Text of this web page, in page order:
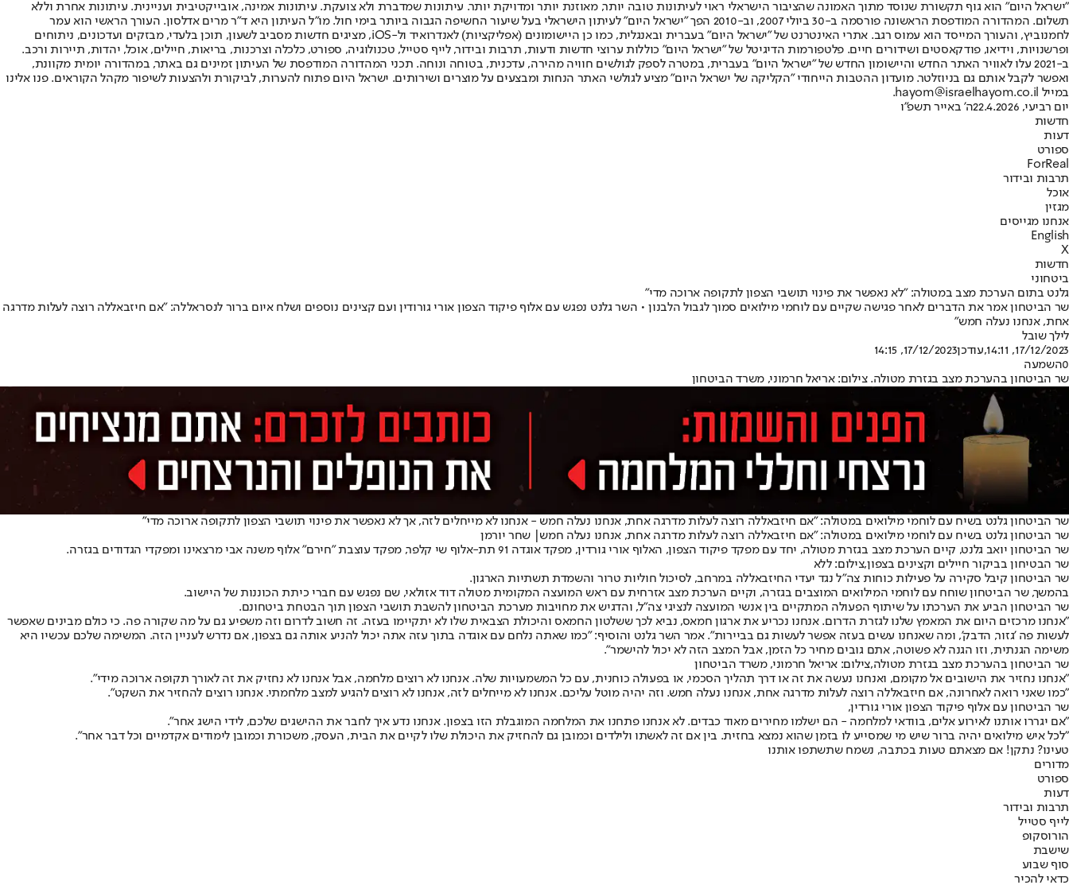
"ישראל היום" הוא גוף תקשורת שנוסד מתוך האמונה שהציבור הישראלי ראוי לעיתונות טובה יותר, מאוזנת יותר ומדויקת יותר. עיתונות שמדברת ולא צועקת. עיתונות אמינה, אובייקטיבית ועניינית. עיתונות אחרת וללא
תשלום. המהדורה המודפסת הראשונה פורסמה ב-30 ביולי 2007, וב-2010 הפך "ישראל היום" לעיתון הישראלי בעל שיעור החשיפה הגבוה ביותר בימי חול. מו"ל העיתון היא ד"ר מרים אדלסון. העורך הראשי הוא עמר
לחמנוביץ, והעורך המייסד הוא עמוס רגב. אתרי האינטרנט של "ישראל היום" בעברית ובאנגלית, כמו כן היישומונים (אפליקציות) לאנדרואיד ול-iOS, מציגים חדשות מסביב לשעון, תוכן בלעדי, מבזקים ועדכונים, ניתוחים
ופרשנויות, וידיאו, פודקאסטים ושידורים חיים. פלטפורמות הדיגיטל של "ישראל היום" כוללות ערוצי חדשות ודעות, תרבות ובידור, לייף סטייל, טכנולוגיה, ספורט, כלכלה וצרכנות, בריאות, חיילים, אוכל, יהדות, תיירות ורכב.
ב-2021 עלו לאוויר האתר החדש והיישומון החדש של "ישראל היום" בעברית, במטרה לספק לגולשים חוויה מהירה, עדכנית, בטוחה ונוחה. תכני המהדורה המודפסת של העיתון זמינים גם באתר, במהדורה יומית מקוונת,
ואפשר לקבל אותם גם בניוזלטר. מועדון ההטבות הייחודי "הקליקה של ישראל היום" מציע לגולשי האתר הנחות ומבצעים על מוצרים ושירותים. ישראל היום פתוח להערות, לביקורת ולהצעות לשיפור מקהל הקוראים. פנו אלינו
במייל hayom@israelhayom.co.il.
יום רביעי, 22.4.2026
ה' באייר תשפ"ו
חדשות
דעות
ספורט
ForReal
תרבות ובידור
אוכל
מגזין
אנחנו מגייסים
English
X
חדשות
ביטחוני
גלנט בתום הערכת מצב במטולה: "לא נאפשר את פינוי תושבי הצפון לתקופה ארוכה מדי״
שר הביטחון אמר את הדברים לאחר פגישה שקיים עם לוחמי מילואים סמוך לגבול הלבנון • השר גלנט נפגש עם אלוף פיקוד הצפון אורי גורודין ועם קצינים נוספים ושלח איום ברור לנסראללה: "אם חיזבאללה רוצה לעלות מדרגה
אחת, אנחנו נעלה חמש"
לילך שובל
17/12/2023, 14:11
,עודכן17/12/2023, 14:15
0השמעה
שר הביטחון בהערכת מצב בגזרת מטולה. צילום: אריאל חרמוני, משרד הביטחון
שר הביטחון גלנט בשיח עם לוחמי מילואים במטולה: ״אם חיזבאללה רוצה לעלות מדרגה אחת, אנחנו נעלה חמש - אנחנו לא מייחלים לזה, אך לא נאפשר את פינוי תושבי הצפון לתקופה ארוכה מדי״
שר הביטחון גלנט בשיח עם לוחמי מילואים במטולה: ״אם חיזבאללה רוצה לעלות מדרגה אחת, אנחנו נעלה חמש| שחר יורמן
שר הביטחון יואב גלנט, קיים הערכת מצב בגזרת מטולה, יחד עם מפקד פיקוד הצפון, האלוף אורי גורדין, מפקד אוגדה 91 תת-אלוף שי קלפר, מפקד עוצבת ״חירם״ אלוף משנה אבי מרצאינו ומפקדי הגדודים בגזרה.
שר הבטיחון בביקור חיילים וקצינים בצפון,צילום: ללא
שר הביטחון קיבל סקירה על פעילות כוחות צה״ל נגד יעדי החיזבאללה במרחב, לסיכול חוליות טרור והשמדת תשתיות הארגון.
בהמשך, שר הביטחון שוחח עם לוחמי המילואים המוצבים בגזרה, וקיים הערכת מצב אזרחית עם ראש המועצה המקומית מטולה דוד אזולאי, שם נפגש עם חברי כיתת הכוננות של היישוב.
שר הביטחון הביע את הערכתו על שיתוף הפעולה המתקיים בין אנשי המועצה לנציגי צה״ל, והדגיש את מחויבות מערכת הביטחון להשבת תושבי הצפון תוך הבטחת ביטחונם.
"אנחנו מרכזים היום את המאמץ שלנו לגזרת הדרום. אנחנו נכריע את ארגון חמאס, נביא לכך ששלטון החמאס והיכולת הצבאית שלו לא יתקיימו בעזה. זה חשוב לדרום וזה משפיע גם על מה שקורה פה. כי כולם מבינים שאפשר
לעשות פה 'גזור, הדבק', ומה שאנחנו עשים בעזה אפשר לעשות גם בביירות״. אמר השר גלנט והוסיף: ״כמו שאתה נלחם עם אוגדה בתוך עזה אתה יכול להניע אותה גם בצפון, אם נדרש לעניין הזה. המשימה שלכם עכשיו היא
משימה הגנתית, וזו הגנה לא פשוטה, אתם גובים מחיר כל הזמן, אבל המצב הזה לא יכול להישמר״.
שר הביטחון בהערכת מצב בגזרת מטולה,צילום: אריאל חרמוני, משרד הביטחון
״אנחנו נחזיר את הישובים אל מקומם, ואנחנו נעשה את זה או דרך תהליך הסכמי, או בפעולה כוחנית, עם כל המשמעויות שלה. אנחנו לא רוצים מלחמה, אבל אנחנו לא נחזיק את זה לאורך תקופה ארוכה מידי״.
״כמו שאני רואה לאחרונה, אם חיזבאללה רוצה לעלות מדרגה אחת, אנחנו נעלה חמש. וזה יהיה מוטל עליכם. אנחנו לא מייחלים לזה, אנחנו לא רוצים להגיע למצב מלחמתי. אנחנו רוצים להחזיר את השקט״.
שר הביטחון עם אלוף פיקוד הצפון אורי גורדין,
״אם יגררו אותנו לאירוע אלים, בוודאי למלחמה - הם ישלמו מחירים מאוד כבדים. לא אנחנו פתחנו את המלחמה המוגבלת הזו בצפון. אנחנו נדע איך לחבר את ההישגים שלכם, לידי הישג אחר״.
״לכל איש מילואים יהיה ברור שיש מי שמסייע לו בזמן שהוא נמצא בחזית. בין אם זה לאשתו ולילדים וכמובן גם להחזיק את היכולת שלו לקיים את הבית, העסק, משכורת וכמובן לימודים אקדמיים וכל דבר אחר".
טעינו? נתקן! אם מצאתם טעות בכתבה, נשמח שתשתפו אותנו
מדורים
ספורט
דעות
תרבות ובידור
לייף סטייל
הורוסקופ
שישבת
סוף שבוע
כדאי להכיר